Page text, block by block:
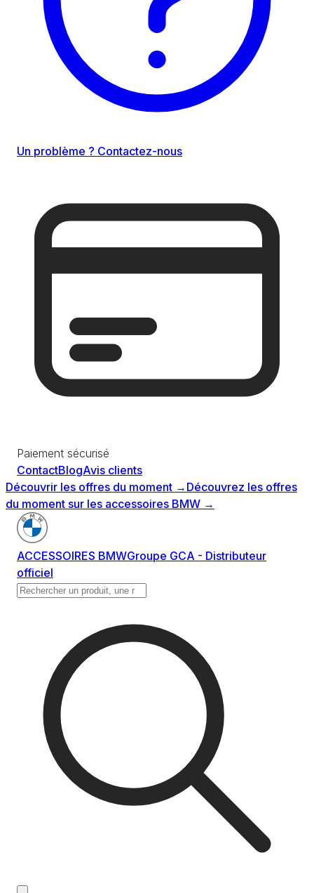
Un problème ? Contactez-nous
Paiement sécurisé
ContactBlogAvis clients
Découvrir les offres du moment → Découvrez les offres
du moment sur les accessoires BMW →
ACCESSOIRES BMWGroupe GCA - Distributeur
officiel